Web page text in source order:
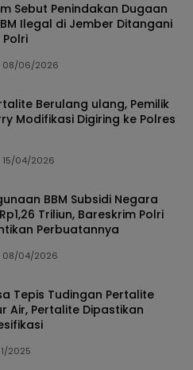
Sebut Penindakan Dugaan
Ilegal di Jember Ditangani
08/06/2026
Berulang ulang, Pemilik
Modifikasi Digiring ke Polres
15/04/2026
BBM Subsidi Negara
Triliun, Bareskrim Polri
Perbuatannya
08/04/2026
Tepis Tudingan Pertalite
Air, Pertalite Dipastikan
2025